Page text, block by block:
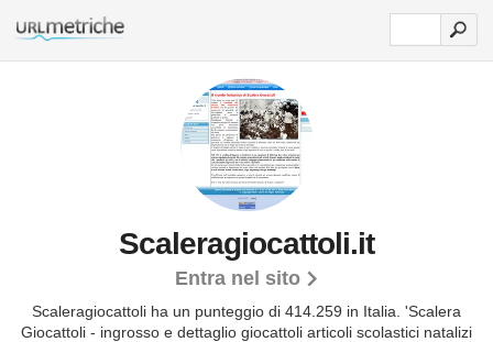
Scaleragiocattoli.it
Entra nel sito
Scaleragiocattoli ha un punteggio di 414.259 in Italia. 'Scalera
Giocattoli - ingrosso e dettaglio giocattoli articoli scolastici natalizi